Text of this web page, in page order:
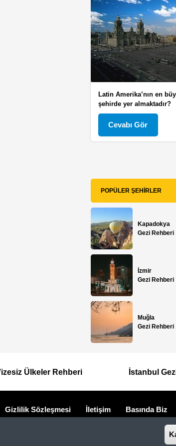
Latin Amerika’nın en
şehirde yer almaktadır?
Cevabı Gör
POPÜLER ŞEHIRLER
Kapadokya
Gezi Rehberi
İzmir
Gezi Rehberi
Muğla
Gezi Rehberi
Ülkeler Rehberi İstanbul
Gizlilik Sözleşmesi İletişim Basında Biz
kayıtlı bir seyahat acentasıdır.